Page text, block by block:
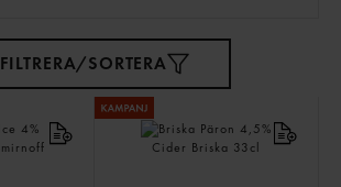
FILTRERA/SORTERA